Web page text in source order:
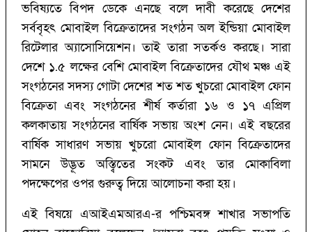
ভবিষ্যতে বিপদ ডেকে এনছে বলে দাবী করেছে দেশের
সর্ববৃহৎ মোবাইল বিক্রেতাদের সংগঠন অল ইন্ডিয়া মোবাইল
রিটেলার অ্যাসোসিয়েশন। তাই তারা সতর্কও করছে। সারা
দেশে ১.৫ লক্ষের বেশি মোবাইল বিক্রেতাদের যৌথ মঞ্চ এই
সংগঠনের সদস্য গোটা দেশের শত শত খুচরো মোবাইল ফোন
বিক্রেতা এবং সংগঠনের শীর্ষ কর্তারা ১৬ ও ১৭ এপ্রিল
কলকাতায় সংগঠনের বার্ষিক সভায় অংশ নেন। এই বছরের
বার্ষিক সাধারণ সভায় খুচরো মোবাইল ফোন বিক্রেতাদের
সামনে উদ্ভূত অস্ত্বিতের সংকট এবং তার মোকাবিলা
পদক্ষেপের ওপর গুরুত্ব দিয়ে আলোচনা করা হয়।
এই বিষয়ে এআইএমআরএ-র পশ্চিমবঙ্গ শাখার সভাপতি